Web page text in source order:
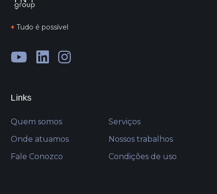
+Tudo é possível
Links
Quem somos
Serviços
Onde atuamos
Nossos trabalhos
Fale Conozco
Condições de uso